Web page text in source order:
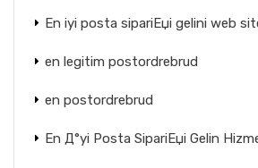
En iyi posta sipariЕџi gelini web
en legitim postordrebrud
en postordrebrud
En Д°yi Posta SipariЕџi Gelin